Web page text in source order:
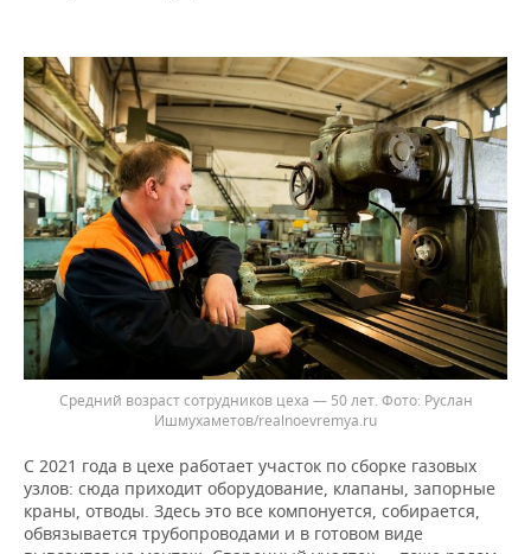
Средний возраст сотрудников цеха — 50 лет. Фото: Руслан
Ишмухаметов/realnoevremya.ru
С 2021 года в цехе работает участок по сборке газовых
узлов: сюда приходит оборудование, клапаны, запорные
краны, отводы. Здесь это все компонуется, собирается,
обвязывается трубопроводами и в готовом виде